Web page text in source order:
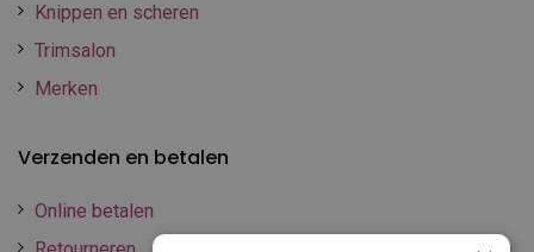
Knippen en scheren
Trimsalon
Merken
Verzenden en betalen
Online betalen